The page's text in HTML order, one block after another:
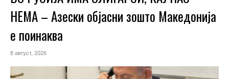
НЕМА – Азески објасни зошто Македонија
е поинаква
8 август, 2026